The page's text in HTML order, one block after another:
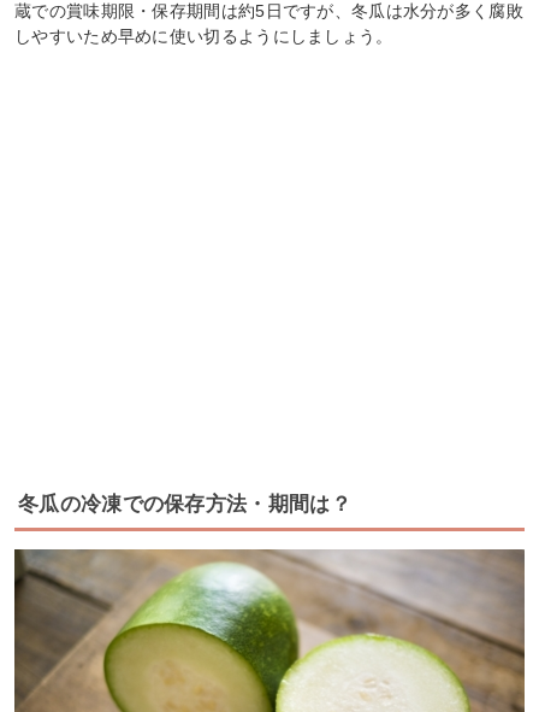
蔵での賞味期限・保存期間は約5日ですが、冬瓜は水分が多く腐敗
しやすいため早めに使い切るようにしましょう。
冬瓜の冷凍での保存方法・期間は？